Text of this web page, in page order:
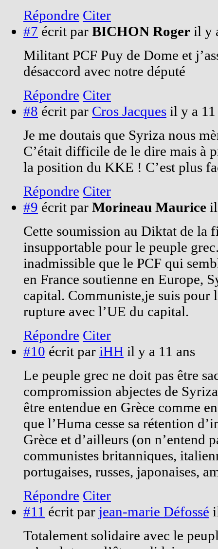
Répondre Citer
#7 écrit par BICHON Roger il y
Militant PCF Puy de Dome et
désaccord avec notre député
Répondre Citer
#8 écrit par Cros Jacques il y a 11
Je me doutais que Syriza nous
C’était difficile de le dire mais à
la position du KKE ! C’est plus
Répondre Citer
#9 écrit par Morineau Maurice
Cette soumission au Diktat de la
insupportable pour le peuple
inadmissible que le PCF qui
en France soutienne en Europe,
capital. Communiste,je suis pour
rupture avec l’UE du capital.
Répondre Citer
#10 écrit par iHH il y a 11 ans
Le peuple grec ne doit pas être
compromission abjectes de
être entendue en Grèce comme
que l’Huma cesse sa rétention
Grèce et d’ailleurs (on n’entend
communistes britanniques,
portugaises, russes, japonaises,
Répondre Citer
#11 écrit par jean-marie Défossé
Totalement solidaire avec le